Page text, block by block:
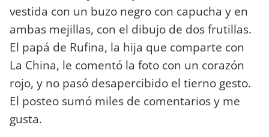
vestida con un buzo negro con capucha y en
ambas mejillas, con el dibujo de dos frutillas.
El papá de Rufina, la hija que comparte con
La China, le comentó la foto con un corazón
rojo, y no pasó desapercibido el tierno gesto.
El posteo sumó miles de comentarios y me
gusta.